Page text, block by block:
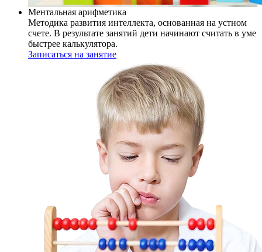
Ментальная арифметика
Методика развития интеллекта, основанная на устном
счете. В результате занятий дети начинают считать в уме
быстрее калькулятора.
Записаться на занятие